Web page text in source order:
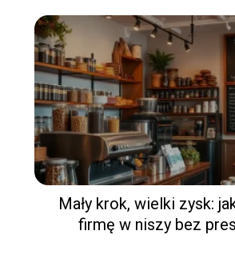
Mały krok, wielki zysk:
firmę w niszy bez